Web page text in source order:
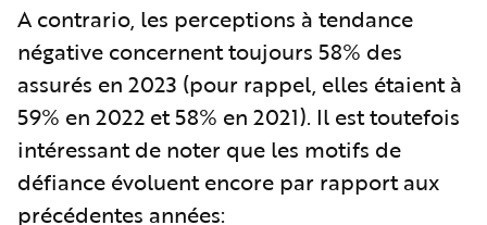
A contrario, les perceptions à tendance
négative concernent toujours 58% des
assurés en 2023 (pour rappel, elles étaient à
59% en 2022 et 58% en 2021). Il est toutefois
intéressant de noter que les motifs de
défiance évoluent encore par rapport aux
précédentes années: